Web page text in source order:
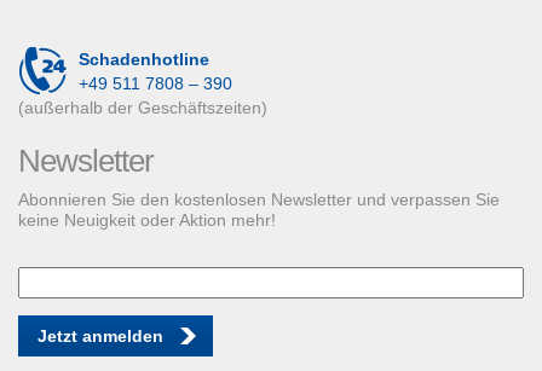
Schadenhotline
+49 511 7808 – 390
(außerhalb der Geschäftszeiten)
Newsletter
Abonnieren Sie den kostenlosen Newsletter und verpassen Sie
keine Neuigkeit oder Aktion mehr!
Jetzt anmelden